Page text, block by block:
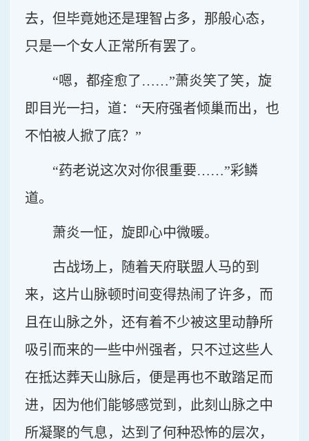
去，但毕竟她还是理智占多，那般心态，
只是一个女人正常所有罢了。
“嗯，都痊愈了……”萧炎笑了笑，旋
即目光一扫，道：“天府强者倾巢而出，也
不怕被人掀了底？”
“药老说这次对你很重要……”彩鳞
道。
萧炎一怔，旋即心中微暖。
古战场上，随着天府联盟人马的到
来，这片山脉顿时间变得热闹了许多，而
且在山脉之外，还有着不少被这里动静所
吸引而来的一些中州强者，只不过这些人
在抵达葬天山脉后，便是再也不敢踏足而
进，因为他们能够感觉到，此刻山脉之中
所凝聚的气息，达到了何种恐怖的层次，